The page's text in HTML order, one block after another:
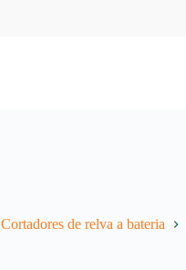
Cortadores de relva a bateria